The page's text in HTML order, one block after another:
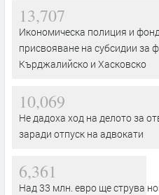
13,707
Икономическа полиция и
присвояване на субсидии за
Кърджалийско и Хасковско
10,069
Не дадоха ход на делото за
заради отпуск на адвокати
6,361
Над 33 млн. евро ще струва